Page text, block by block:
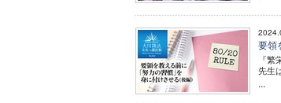
要領
『
先生
...